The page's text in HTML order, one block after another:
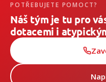
POTŘEBUJETE POMOCT?
Náš tým je tu pro
dotacemi i